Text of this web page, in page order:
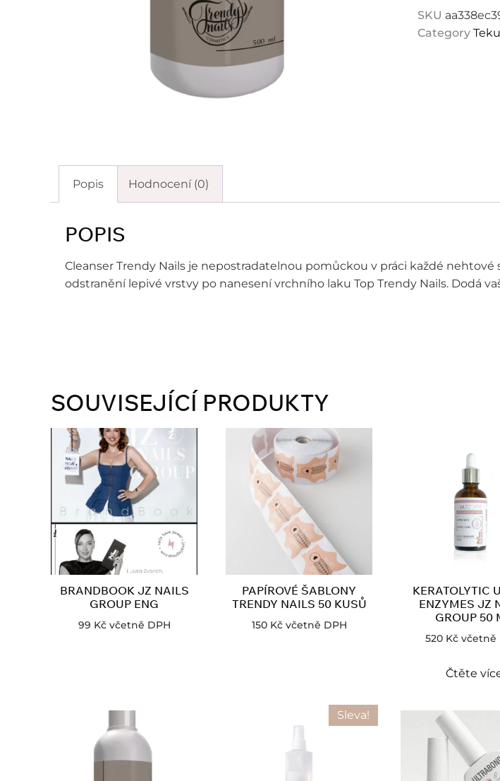
SKU
Category
Popis Hodnocení (0)
POPIS
Cleanser Trendy Nails je nepostradatelnou pomůckou v práci každé
odstranění lepivé vrstvy po nanesení vrchního laku Top Trendy Nails. Dodá
SOUVISEJÍCÍ PRODUKTY
BRANDBOOK JZ NAILS
GROUP ENG
99 Kč včetně DPH
PAPÍROVÉ ŠABLONY
TRENDY NAILS 50 KUSŮ
150 Kč včetně DPH
KERATOLYTIC
ENZYMES JZ
GROUP 50
520 Kč včetně
Čtěte
Sleva!